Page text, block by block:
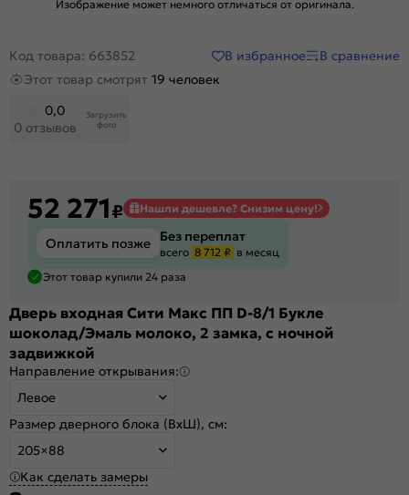
Изображение может немного отличаться от оригинала.
Код товара: 663852 В избранное
В сравнение
Этот товар смотрят 19 человек
0,0
0 отзывов
Загрузить
фото
52 271₽ Нашли дешевле? Снизим цену!
Оплатить позже Без переплат
всего 8 712 ₽ в месяц
Этот товар купили 24 раза
Дверь входная Сити Макс ПП D-8/1 Букле
шоколад/Эмаль молоко, 2 замка, с ночной
задвижкой
Направление открывания:
Левое
Размер дверного блока (ВхШ), см:
205×88
Как сделать замеры